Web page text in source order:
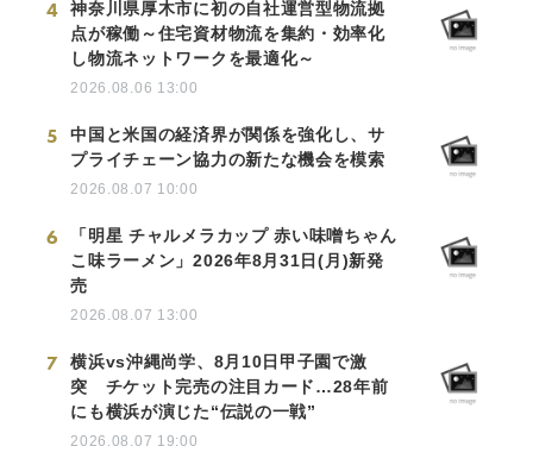
4
神奈川県厚木市に初の自社運営型物流拠
点が稼働～住宅資材物流を集約・効率化
し物流ネットワークを最適化～
2026.08.06 13:00
5
中国と米国の経済界が関係を強化し、サ
プライチェーン協力の新たな機会を模索
2026.08.07 10:00
6
「明星 チャルメラカップ 赤い味噌ちゃん
こ味ラーメン」2026年8月31日(月)新発
売
2026.08.07 13:00
7
横浜vs沖縄尚学、8月10日甲子園で激
突 チケット完売の注目カード…28年前
にも横浜が演じた“伝説の一戦”
2026.08.07 19:00